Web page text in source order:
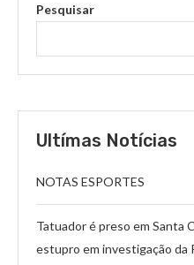
Pesquisar
Ultímas Notícias
NOTAS ESPORTES
Tatuador é preso em Santa
estupro em investigação da